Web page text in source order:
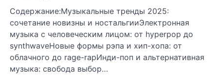
Содержание:Музыкальные тренды 2025:
сочетание новизны и ностальгииЭлектронная
музыка с человеческим лицом: от hyperpop до
synthwaveНовые формы рэпа и хип-хопа: от
облачного до rage-rapИнди-поп и альтернативная
музыка: свобода выбор…